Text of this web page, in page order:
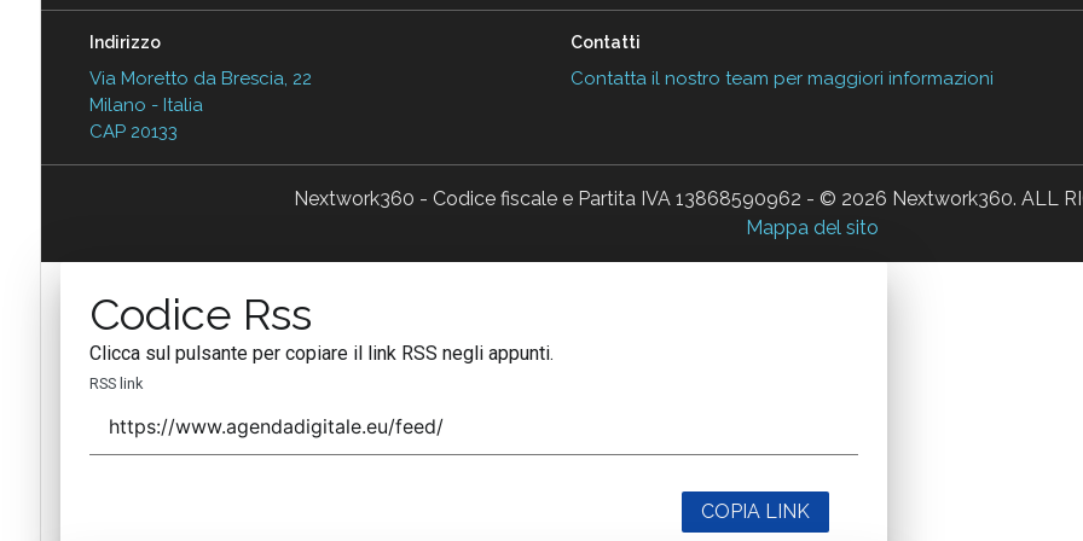
Indirizzo
Via Moretto da Brescia, 22
Milano - Italia
CAP 20133
Contatti
Contatta il nostro team per maggiori informazioni
Nextwork360 - Codice fiscale e Partita IVA 13868590962 - © 2026 Nextwork360. ALL
Mappa del sito
Codice Rss
Clicca sul pulsante per copiare il link RSS negli appunti.
RSS link
COPIA LINK